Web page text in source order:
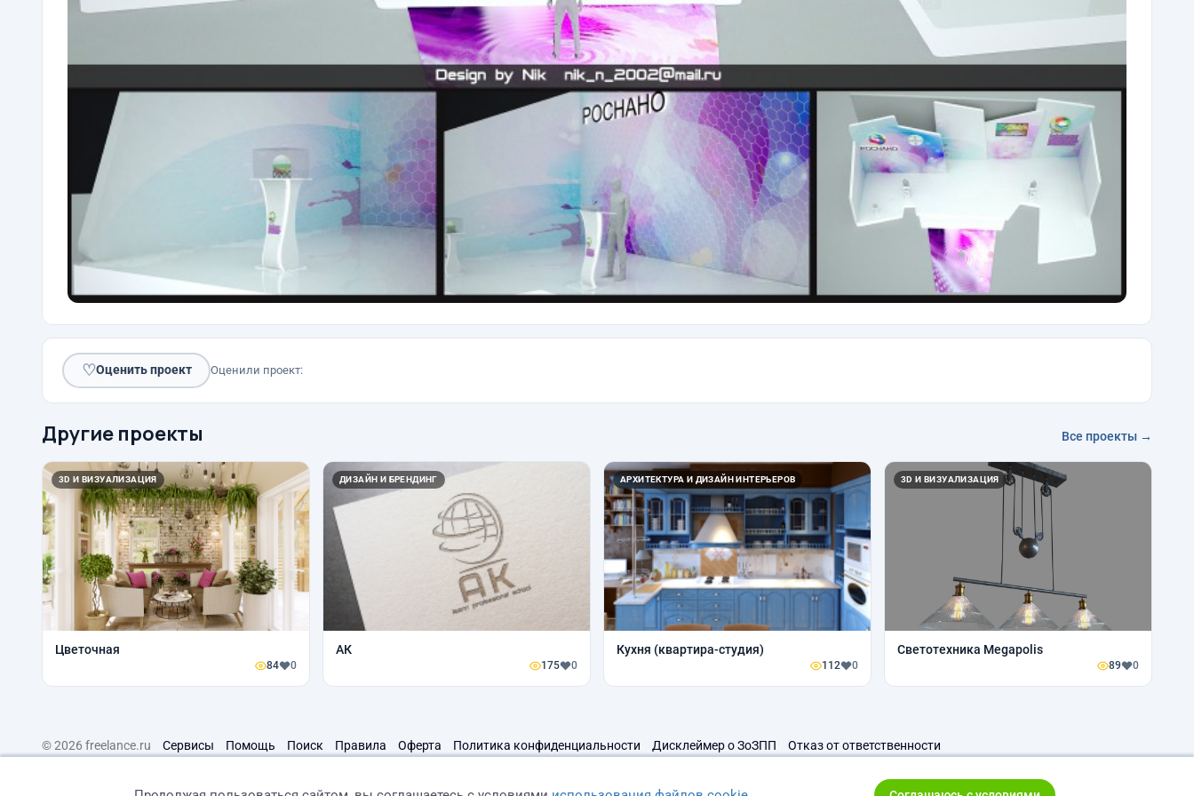
♡Оценить проект Оценили проект:
Другие проекты Все проекты →
3D И ВИЗУАЛИЗАЦИЯ
Цветочная
84 0
ДИЗАЙН И БРЕНДИНГ
АК
175 0
АРХИТЕКТУРА И ДИЗАЙН ИНТЕРЬЕРОВ
Кухня (квартира-студия)
112 0
3D И ВИЗУАЛИЗАЦИЯ
Светотехника Megapolis
89 0
© 2026 freelance.ru Сервисы Помощь Поиск Правила Оферта Политика конфиденциальности Дисклеймер о ЗоЗПП Отказ от ответственности